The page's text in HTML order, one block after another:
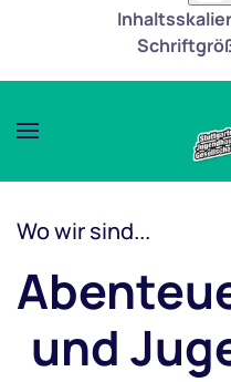
Wo wir sind...
und